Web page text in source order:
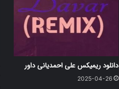
دانلود ریمیکس علی احمدیانی داور
2025-04-26